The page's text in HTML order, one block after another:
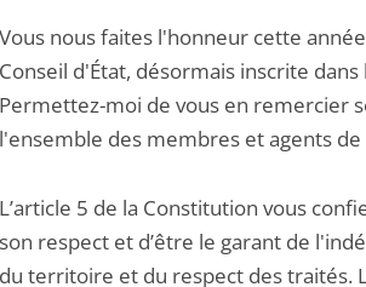
Vous nous faites l'honneur cette
Conseil d'État, désormais inscrite
Permettez-moi de vous en remercier
l'ensemble des membres et agents
L’article 5 de la Constitution vous
son respect et d’être le garant de
du territoire et du respect des traités.